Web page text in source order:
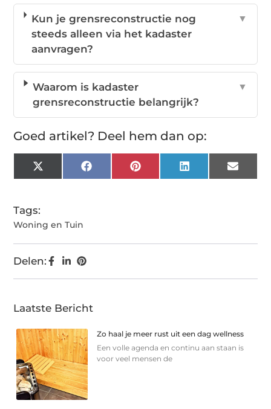
Kun je grensreconstructie nog
steeds alleen via het kadaster
aanvragen?
▼
Waarom is kadaster
grensreconstructie belangrijk?
▼
Goed artikel? Deel hem dan op:
X
(Twitter)
FacebookPinterest LinkedIn Email
Tags:
Woning en Tuin
Delen:
Laatste Bericht
Zo haal je meer rust uit een dag wellness
Een volle agenda en continu aan staan is
voor veel mensen de